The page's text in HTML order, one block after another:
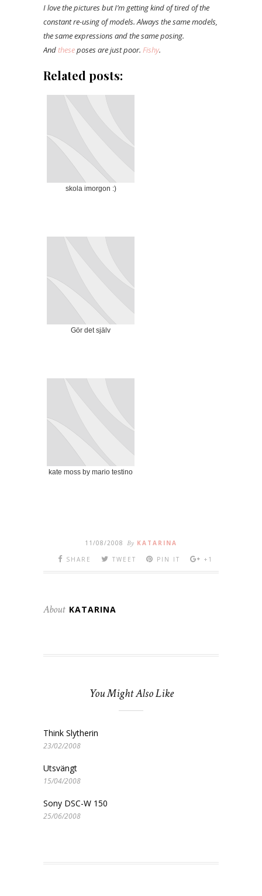
I love the pictures but I’m getting kind of tired of the
constant re-using of models. Always the same models,
the same expressions and the same posing.
And theseposes are just poor. Fishy.
Related posts:
skola imorgon :)
Gör det själv
kate moss by mario testino
11/08/2008 By KATARINA
SHARE
TWEET PIN IT +1
About KATARINA
You Might Also Like
Think Slytherin
23/02/2008
Utsvängt
15/04/2008
Sony DSC-W 150
25/06/2008